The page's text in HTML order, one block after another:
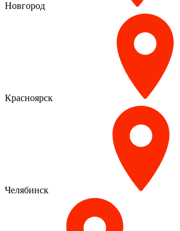
Новгород
Красноярск
Челябинск